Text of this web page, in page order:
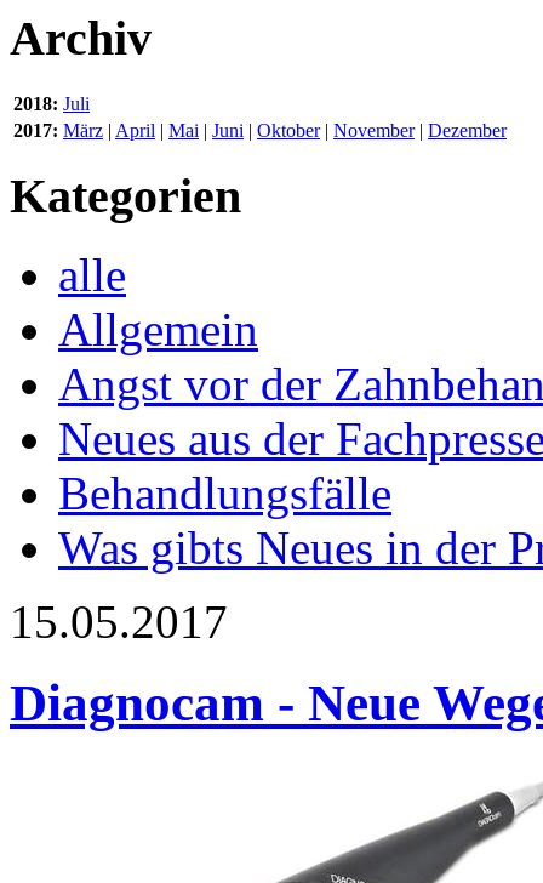
Archiv
2018: Juli
2017: März | April | Mai | Juni | Oktober| November| Dezember
Kategorien
alle
Allgemein
Angst vor der
Neues aus der
Behandlungsfälle
Was gibts Neues in der
15.05.2017
Diagnocam - Neue